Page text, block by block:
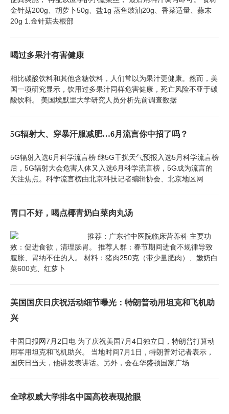
金针菇200g、胡萝卜50g、盐1g 蒸鱼豉油20g、香菜适量、蒜末
20g 1.金针菇去根部
喝过多果汁有害健康
相比碳酸饮料和其他含糖饮料，人们常以为果汁更健康。然而，美
国一项研究显示，饮用过多果汁同样危害健康，死亡风险不亚于碳
酸饮料。 美国埃默里大学研究人员分析先前调查数据
5G辐射大、穿暴汗服减肥…6月流言你中招了吗？
5G辐射入选6月科学流言榜 继5G干扰天气预报入选5月科学流言榜
后，5G辐射大会危害人体又入选6月科学流言榜，5G成为流言的
关注焦点。科学流言榜由北京科技记者编辑协会、北京地区网
胃口不好，喝点椰青奶白菜肉丸汤
推荐：广东省中医院临床营养科 主要功
效：促进食欲，清理肠胃。 推荐人群：春节期间进食不规律导致
腹胀、胃纳不佳的人。 材料：猪肉250克（带少量肥肉）、嫩奶白
菜600克、红萝卜
美国国庆日庆祝活动细节曝光：特朗普动用坦克和飞机助
兴
中国日报网7月2日电 为了庆祝美国7月4日独立日，特朗普打算动
用军用坦克和飞机助兴。 当地时间7月1日，特朗普对记者表示，
国庆日当天，他讲发表讲话。另外，会在华盛顿国家广场
全球权威大学排名中国高校表现抢眼